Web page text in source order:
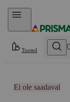
Otse sisu juurde
Tooted
Ei ole saadaval